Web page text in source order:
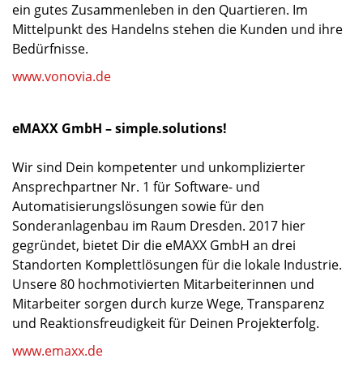
ein gutes Zusammenleben in den Quartieren. Im
Mittelpunkt des Handelns stehen die Kunden und ihre
Bedürfnisse.
www.vonovia.de
eMAXX GmbH – simple.solutions!
Wir sind Dein kompetenter und unkomplizierter
Ansprechpartner Nr. 1 für Software- und
Automatisierungslösungen sowie für den
Sonderanlagenbau im Raum Dresden. 2017 hier
gegründet, bietet Dir die eMAXX GmbH an drei
Standorten Komplettlösungen für die lokale Industrie.
Unsere 80 hochmotivierten Mitarbeiterinnen und
Mitarbeiter sorgen durch kurze Wege, Transparenz
und Reaktionsfreudigkeit für Deinen Projekterfolg.
www.emaxx.de